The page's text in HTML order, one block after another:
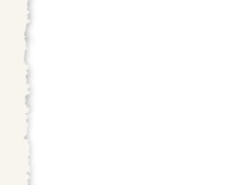
мозга
может начаться с
AMERICAN